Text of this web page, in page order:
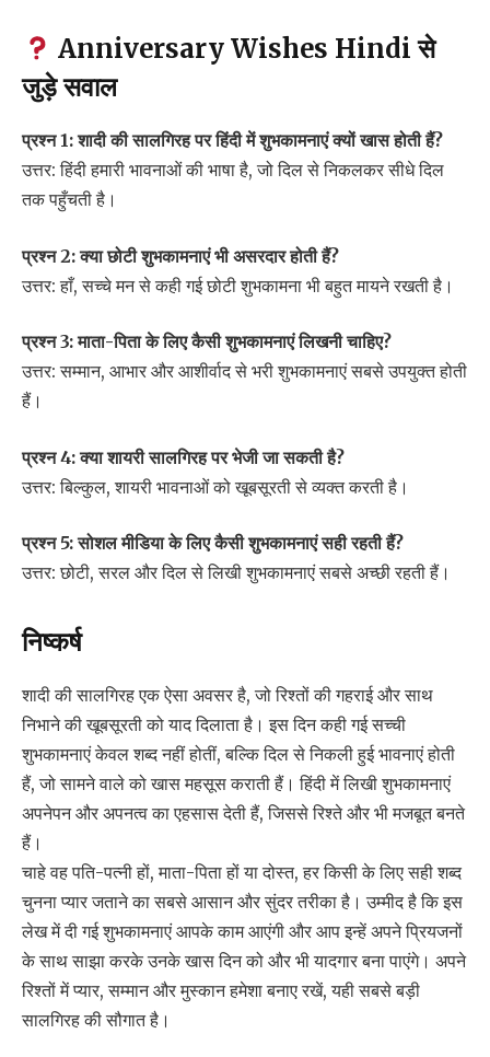
Anniversary Wishes Hindi से
जुड़े सवाल
प्रश्न 1: शादी की सालगिरह पर हिंदी में शुभकामनाएं क्यों खास होती हैं?
उत्तर: हिंदी हमारी भावनाओं की भाषा है, जो दिल से निकलकर सीधे दिल
तक पहुँचती है।
प्रश्न 2: क्या छोटी शुभकामनाएं भी असरदार होती हैं?
उत्तर: हाँ, सच्चे मन से कही गई छोटी शुभकामना भी बहुत मायने रखती है।
प्रश्न 3: माता-पिता के लिए कैसी शुभकामनाएं लिखनी चाहिए?
उत्तर: सम्मान, आभार और आशीर्वाद से भरी शुभकामनाएं सबसे उपयुक्त होती
हैं।
प्रश्न 4: क्या शायरी सालगिरह पर भेजी जा सकती है?
उत्तर: बिल्कुल, शायरी भावनाओं को खूबसूरती से व्यक्त करती है।
प्रश्न 5: सोशल मीडिया के लिए कैसी शुभकामनाएं सही रहती हैं?
उत्तर: छोटी, सरल और दिल से लिखी शुभकामनाएं सबसे अच्छी रहती हैं।
निष्कर्ष
शादी की सालगिरह एक ऐसा अवसर है, जो रिश्तों की गहराई और साथ
निभाने की खूबसूरती को याद दिलाता है। इस दिन कही गई सच्ची
शुभकामनाएं केवल शब्द नहीं होतीं, बल्कि दिल से निकली हुई भावनाएं होती
हैं, जो सामने वाले को खास महसूस कराती हैं। हिंदी में लिखी शुभकामनाएं
अपनेपन और अपनत्व का एहसास देती हैं, जिससे रिश्ते और भी मजबूत बनते
हैं।
चाहे वह पति-पत्नी हों, माता-पिता हों या दोस्त, हर किसी के लिए सही शब्द
चुनना प्यार जताने का सबसे आसान और सुंदर तरीका है। उम्मीद है कि इस
लेख में दी गई शुभकामनाएं आपके काम आएंगी और आप इन्हें अपने प्रियजनों
के साथ साझा करके उनके खास दिन को और भी यादगार बना पाएंगे। अपने
रिश्तों में प्यार, सम्मान और मुस्कान हमेशा बनाए रखें, यही सबसे बड़ी
सालगिरह की सौगात है।